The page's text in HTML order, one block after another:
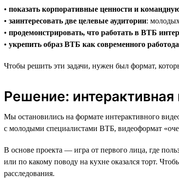
• показать корпоративные ценности и
• заинтересовать две целевые аудитории:
• продемонстрировать, что работать в ВТБ
• укрепить образ ВТБ как современного
Чтобы решить эти задачи, нужен был формат,
Решение:
Мы остановились на формате интерактивного
с молодыми специалистами ВТБ, видеоформат
В основе проекта — игра от первого лица, где
или по какому поводу на кухне оказался торт.
расследования.